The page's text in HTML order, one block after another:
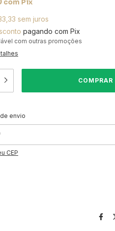
com Pix
sem juros
pagando com Pix
com outras promoções
o CEP:
envio
CEP